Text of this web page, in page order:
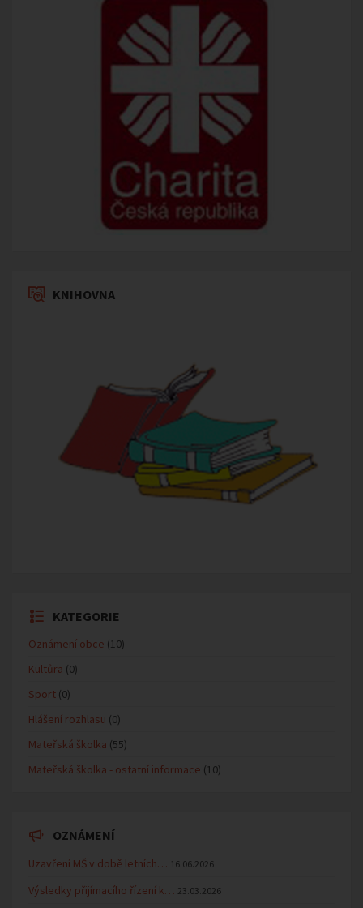
KNIHOVNA
KATEGORIE
Oznámení obce (10)
Kultůra (0)
Sport (0)
Hlášení rozhlasu (0)
Mateřská školka (55)
Mateřská školka - ostatní informace (10)
OZNÁMENÍ
Uzavření MŠ v době letních… 16.06.2026
Výsledky přijímacího řízení k… 23.03.2026